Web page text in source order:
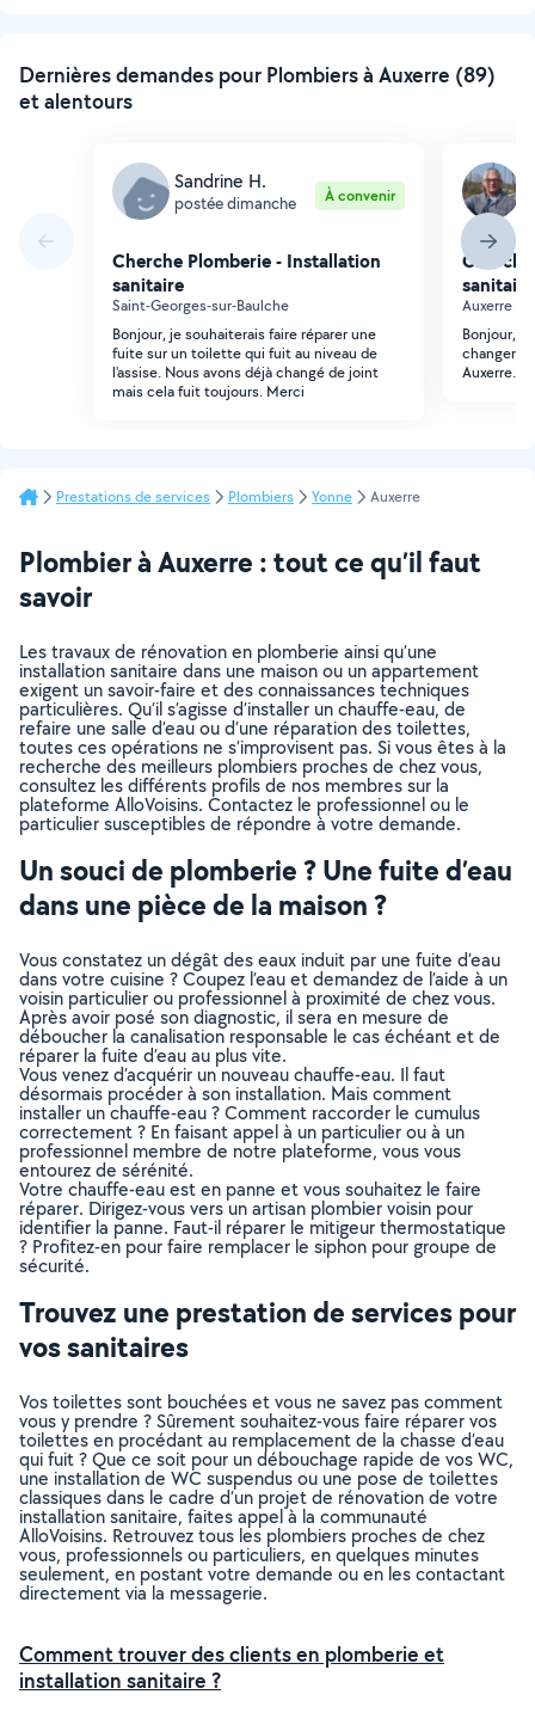
Dernières demandes pour Plombiers à Auxerre (89)
et alentours
Sandrine H.
postée dimanche À convenir
Cherche Plomberie - Installation
sanitaire
Saint-Georges-sur-Baulche
Bonjour, je souhaiterais faire réparer une
fuite sur un toilette qui fuit au niveau de
l'assise. Nous avons déjà changé de joint
mais cela fuit toujours. Merci
sanitaire
Auxerre
Bonjour,
changer
Auxerre.
Prestations de services Plombiers Yonne Auxerre
Plombier à Auxerre : tout ce qu’il faut
savoir
Les travaux de rénovation en plomberie ainsi qu’une
installation sanitaire dans une maison ou un appartement
exigent un savoir-faire et des connaissances techniques
particulières. Qu’il s’agisse d’installer un chauffe-eau, de
refaire une salle d’eau ou d’une réparation des toilettes,
toutes ces opérations ne s’improvisent pas. Si vous êtes à la
recherche des meilleurs plombiers proches de chez vous,
consultez les différents profils de nos membres sur la
plateforme AlloVoisins. Contactez le professionnel ou le
particulier susceptibles de répondre à votre demande.
Un souci de plomberie ? Une fuite d’eau
dans une pièce de la maison ?
Vous constatez un dégât des eaux induit par une fuite d’eau
dans votre cuisine ? Coupez l’eau et demandez de l’aide à un
voisin particulier ou professionnel à proximité de chez vous.
Après avoir posé son diagnostic, il sera en mesure de
déboucher la canalisation responsable le cas échéant et de
réparer la fuite d’eau au plus vite.
Vous venez d’acquérir un nouveau chauffe-eau. Il faut
désormais procéder à son installation. Mais comment
installer un chauffe-eau ? Comment raccorder le cumulus
correctement ? En faisant appel à un particulier ou à un
professionnel membre de notre plateforme, vous vous
entourez de sérénité.
Votre chauffe-eau est en panne et vous souhaitez le faire
réparer. Dirigez-vous vers un artisan plombier voisin pour
identifier la panne. Faut-il réparer le mitigeur thermostatique
? Profitez-en pour faire remplacer le siphon pour groupe de
sécurité.
Trouvez une prestation de services pour
vos sanitaires
Vos toilettes sont bouchées et vous ne savez pas comment
vous y prendre ? Sûrement souhaitez-vous faire réparer vos
toilettes en procédant au remplacement de la chasse d’eau
qui fuit ? Que ce soit pour un débouchage rapide de vos WC,
une installation de WC suspendus ou une pose de toilettes
classiques dans le cadre d’un projet de rénovation de votre
installation sanitaire, faites appel à la communauté
AlloVoisins. Retrouvez tous les plombiers proches de chez
vous, professionnels ou particuliers, en quelques minutes
seulement, en postant votre demande ou en les contactant
directement via la messagerie.
Comment trouver des clients en plomberie et
installation sanitaire ?